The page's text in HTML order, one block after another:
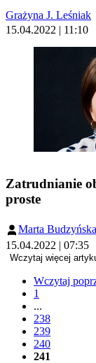
Grażyna J. Leśniak
15.04.2022 | 11:10
Zatrudnianie
proste
Marta Budzyńska
15.04.2022 | 07:35
Wczytaj więcej
Wczytaj
1
...
238
239
240
241